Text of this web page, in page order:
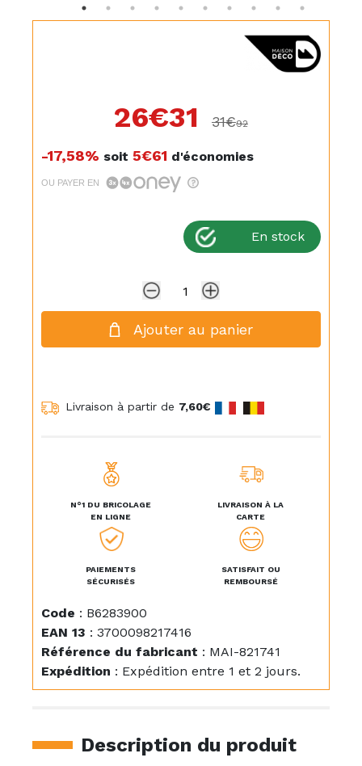
26€31 31€92
-17,58% soit 5€61 d'économies
OU PAYER EN
En stock
Ajouter au panier
Livraison à partir de 7,60€
N°1 DU BRICOLAGE
EN LIGNE
LIVRAISON À LA
CARTE
PAIEMENTS
SÉCURISÉS
SATISFAIT OU
REMBOURSÉ
Code : B6283900
EAN 13 : 3700098217416
Référence du fabricant : MAI-821741
Expédition : Expédition entre 1 et 2 jours.
Description du produit